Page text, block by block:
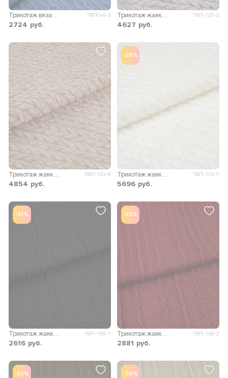
Трикотаж вязаный Коса ТВПО-6-3
2724 руб.
Трикотаж жаккард Голди ТВП-123-2
4627 руб.
ТВП-123-6
4854 руб.
-28%
ТВП-123-7
5696 руб.
-31%
ТВП-139-1
2616 руб.
-33%
ТВП-139-2
2881 руб.
-33% -34%